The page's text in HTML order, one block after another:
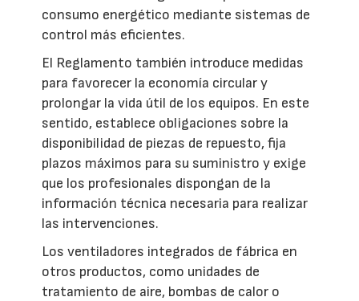
consumo energético mediante sistemas de
control más eficientes.
El Reglamento también introduce medidas
para favorecer la economía circular y
prolongar la vida útil de los equipos. En este
sentido, establece obligaciones sobre la
disponibilidad de piezas de repuesto, fija
plazos máximos para su suministro y exige
que los profesionales dispongan de la
información técnica necesaria para realizar
las intervenciones.
Los ventiladores integrados de fábrica en
otros productos, como unidades de
tratamiento de aire, bombas de calor o